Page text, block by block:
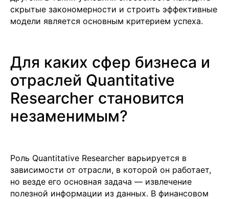
скрытые закономерности и строить эффективные
модели является основным критерием успеха.
Для каких сфер бизнеса и
отраслей Quantitative
Researcher становится
незаменимым?
Роль Quantitative Researcher варьируется в
зависимости от отрасли, в которой он работает,
но везде его основная задача — извлечение
полезной информации из данных. В финансовом